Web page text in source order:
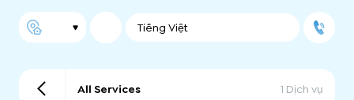
Tiếng Việt
All Services 1 Dịch vụ